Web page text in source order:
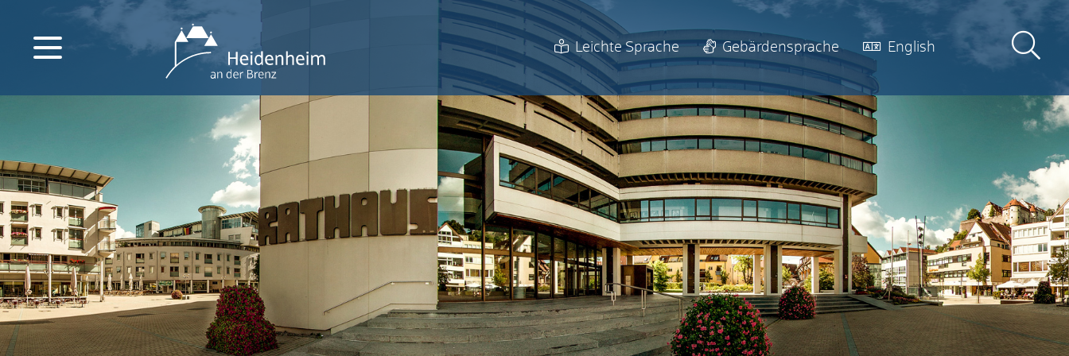
Leichte Sprache Gebärdensprache English